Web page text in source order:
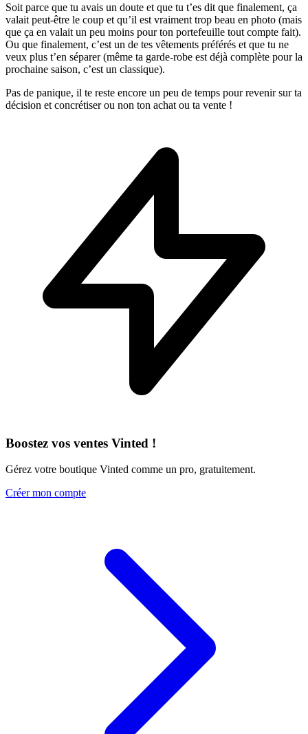
Soit parce que tu avais un doute et que tu t’es dit que finalement, ça
valait peut-être le coup et qu’il est vraiment trop beau en photo (mais
que ça en valait un peu moins pour ton portefeuille tout compte fait).
Ou que finalement, c’est un de tes vêtements préférés et que tu ne
veux plus t’en séparer (même ta garde-robe est déjà complète pour la
prochaine saison, c’est un classique).
Pas de panique, il te reste encore un peu de temps pour revenir sur ta
décision et concrétiser ou non ton achat ou ta vente !
Boostez vos ventes Vinted !
Gérez votre boutique Vinted comme un pro, gratuitement.
Créer mon compte